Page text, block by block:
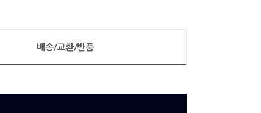
배송/교환/반품